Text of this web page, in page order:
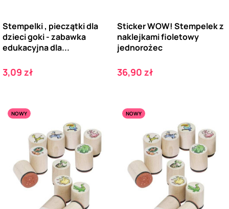
Stempelki , pieczątki dla
dzieci goki - zabawka
edukacyjna dla...
Cena
3,09 zł
Sticker WOW! Stempelek z
naklejkami fioletowy
jednorożec
Cena
36,90 zł
NOWY NOWY